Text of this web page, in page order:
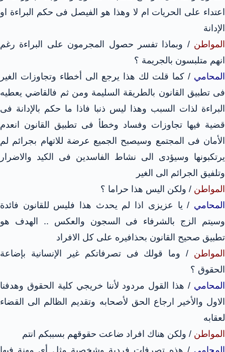
اعتداء على الحريات ام لا وهذا هو الفيصل فى حكم البراءة او
الإدانة
المواطن / وبماذا تفسر حصول المجرمون على البراءة رغم
انهم متلبسون بالجريمة ؟
المحامي / كما قلت لك هذا يرجع الى أخطاء وتجاوزات الغير
فى تطبيق القانون بالطريقة السليمة ومن ثم فالقاضي يعطيه
البراءة لذات السبب وهذا ليس ذنبا فاذا ما حكم بالإدانة فى
قضية فيها تجاوزات وفساد وخطأ فى تطبيق القانون انعدم
الأمان فى المجتمع وسيصبح الجميع عرضة للاتهام بجرائم لم
يرتكبونها وسيؤدى الى نشاط الفاسدين فى الكيد والاضرار
وتلفيق الجرائم الى الغير
المواطن / ولكن اليس هذا حراما ؟
المحامي / يا عزيزى اذا لم يحدث هذا فليس للقانون فائدة
وسيتم الزج بالشرفاء فى السجون والعكس .. الهدف هو
تطبيق صحيح القانون بحذافيره على كل الافراد
المواطن / وما قولك فى تصرفاتكم غير الإنسانية بإضاعة
الحقوق ؟
المحامي / هذا القول مردود لأننا خريجي كلية الحقوق وهدفنا
الاول والأخير ارجاع الحق لأصحابه وتقديم الظالم الى القضاء
لعقابه
المواطن / ولكن هناك افراد ضاعت حقوقهم بسببكم انتم
المحامي / هذه تصرفات فردية وشخصية مثل أي مهنة فيها